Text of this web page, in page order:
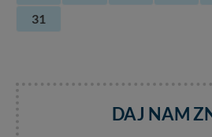
31
DAJ NAM